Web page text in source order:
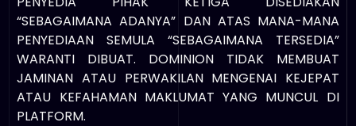
“SEBAGAIMANA ADANYA” DAN ATAS MANA-MANA
PENYEDIAAN SEMULA “SEBAGAIMANA TERSEDIA”
WARANTI DIBUAT. DOMINION TIDAK MEMBUAT
JAMINAN ATAU PERWAKILAN MENGENAI KEJEPAT
ATAU KEFAHAMAN MAKLUMAT YANG MUNCUL DI
PLATFORM.